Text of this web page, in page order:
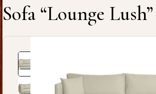
Sofa “Lounge Lush”